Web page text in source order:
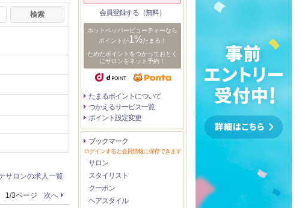
サロンの求人一覧
1/3ページ 次へ
会員登録する（無料）
ホットペッパービューティーなら
ポイントが1%たまる！
ためたポイントをつかっておとく
にサロンをネット予約！
たまるポイントについて
つかえるサービス一覧
ポイント設定変更
ブックマーク
ログインすると会員情報に保存できます
サロン
スタイリスト
クーポン
ヘアスタイル